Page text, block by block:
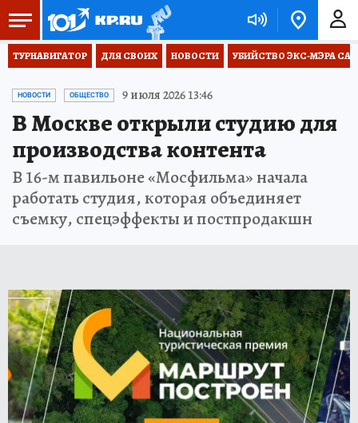
ТУРНАВИГАТОР ДЛЯ СВОИХ НОВОСТИ УБИЙСТВО ЭКС-МЭРА
НОВОСТИ ОБЩЕСТВО 9 июля 2026 13:46
В Москве открыли студию для
производства контента
В 16-м павильоне «Мосфильма» начала
работать студия, которая объединяет
съемку, спецэффекты и постпродакшн